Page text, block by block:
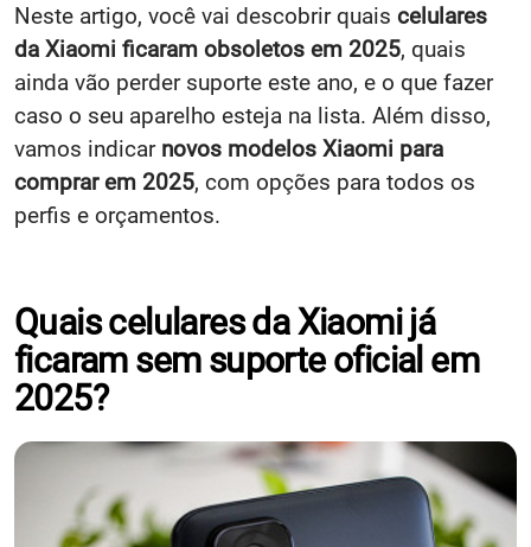
Neste artigo, você vai descobrir quais celulares
da Xiaomi ficaram obsoletos em 2025, quais
ainda vão perder suporte este ano, e o que fazer
caso o seu aparelho esteja na lista. Além disso,
vamos indicar novos modelos Xiaomi para
comprar em 2025, com opções para todos os
perfis e orçamentos.
Quais celulares da Xiaomi já
ficaram sem suporte oficial em
2025?